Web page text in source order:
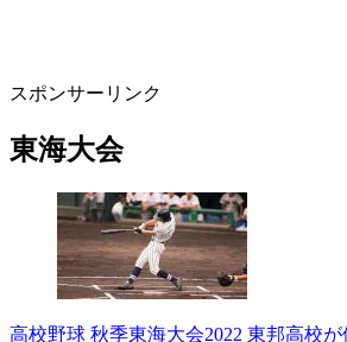
スポンサーリンク
東海大会
高校野球 秋季東海大会2022 東邦高校が